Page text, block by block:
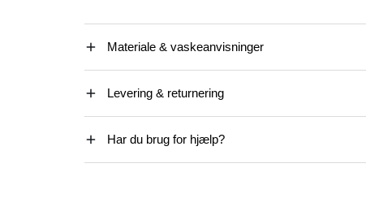
Materiale & vaskeanvisninger
Levering & returnering
Har du brug for hjælp?